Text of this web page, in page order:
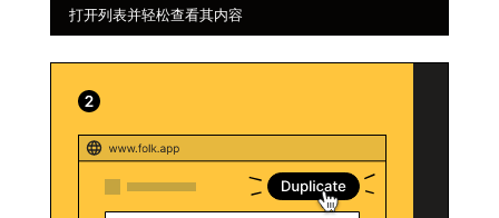
打开列表并轻松查看其内容